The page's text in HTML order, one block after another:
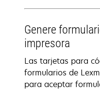
Genere
impresora
Las tarjetas para
formularios de
para aceptar